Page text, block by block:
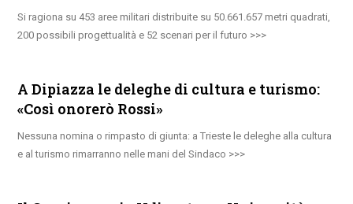
Si ragiona su 453 aree militari distribuite su 50.661.657 metri quadrati,
200 possibili progettualità e 52 scenari per il futuro
A Dipiazza le deleghe di cultura e turismo:
«Così onorerò Rossi»
Nessuna nomina o rimpasto di giunta: a Trieste le deleghe alla cultura
e al turismo rimarranno nelle mani del Sindaco